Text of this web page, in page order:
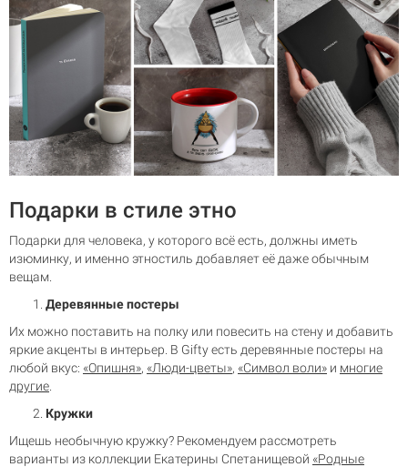
Подарки в стиле этно
Подарки для человека, у которого всё есть, должны иметь
изюминку, и именно этностиль добавляет её даже обычным
вещам.
Деревянные постеры
Их можно поставить на полку или повесить на стену и добавить
яркие акценты в интерьер. В Gifty есть деревянные постеры на
любой вкус: «Опишня», «Люди-цветы», «Символ воли» и многие
другие
Кружки
Ищешь необычную кружку? Рекомендуем рассмотреть
варианты из коллекции Екатерины Спетанищевой «Родные